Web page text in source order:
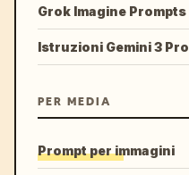
Grok Imagine Prompts
Istruzioni Gemini 3 Pro
PER MEDIA
Prompt per immagini